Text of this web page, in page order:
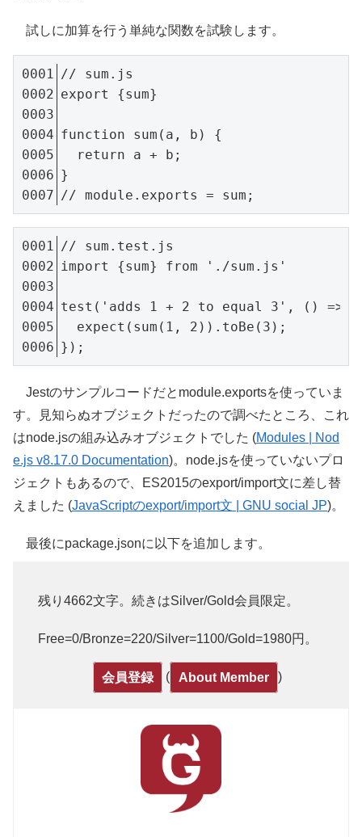
試しに加算を行う単純な関数を試験します。
// sum.js
export {sum}
function sum(a, b) {
  return a + b;
}
// module.exports = sum;
// sum.test.js
import {sum} from './sum.js'
test('adds 1 + 2 to equal 3', () => {
  expect(sum(1, 2)).toBe(3);
});
Jestのサンプルコードだとmodule.exportsを使っていま
す。見知らぬオブジェクトだったので調べたところ、これ
はnode.jsの組み込みオブジェクトでした (Modules | Nod
e.js v8.17.0 Documentation)。node.jsを使っていないプロ
ジェクトもあるので、ES2015のexport/import文に差し替
えました (JavaScriptのexport/import文 | GNU social JP)。
最後にpackage.jsonに以下を追加します。
残り4662文字。続きはSilver/Gold会員限定。
Free=0/Bronze=220/Silver=1100/Gold=1980円。
会員登録 ( About Member )